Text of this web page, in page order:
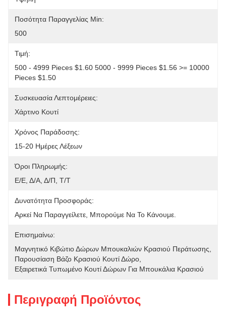
Ποσότητα Παραγγελίας Min:
500
Τιμή:
500 - 4999 Pieces $1.60 5000 - 9999 Pieces $1.56 >= 10000
Pieces $1.50
Συσκευασία Λεπτομέρειες:
Χάρτινο Κουτί
Χρόνος Παράδοσης:
15-20 Ημέρες Λέξεων
Όροι Πληρωμής:
Ε/Ε, Δ/Α, Δ/Π, Τ/Τ
Δυνατότητα Προσφοράς:
Αρκεί Να Παραγγείλετε, Μπορούμε Να Το Κάνουμε.
Επισημαίνω:
Μαγνητικό Κιβώτιο Δώρων Μπουκαλιών Κρασιού Περάτωσης
Παρουσίαση Βάζο Κρασιού Κουτί Δώρο
Εξαιρετικά Τυπωμένο Κουτί Δώρων Για Μπουκάλια Κρασιού
Περιγραφή Προϊόντος